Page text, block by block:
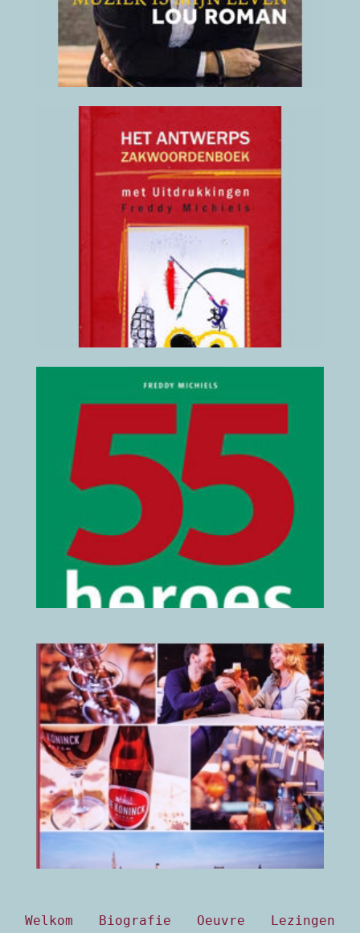
Het Antwerps Zak-
woordenboek
2011
(klik hier voor details)
55 Heroes in Antwerpen
2014
(klik hier voor details)
Toogklap
2016
(klik hier voor details)
Welkom Biografie Oeuvre Lezingen